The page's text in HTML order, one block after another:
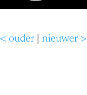
< ouder| nieuwer >